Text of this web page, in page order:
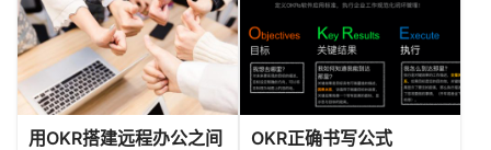
用OKR搭建远程办公之间
OKR正确书写公式